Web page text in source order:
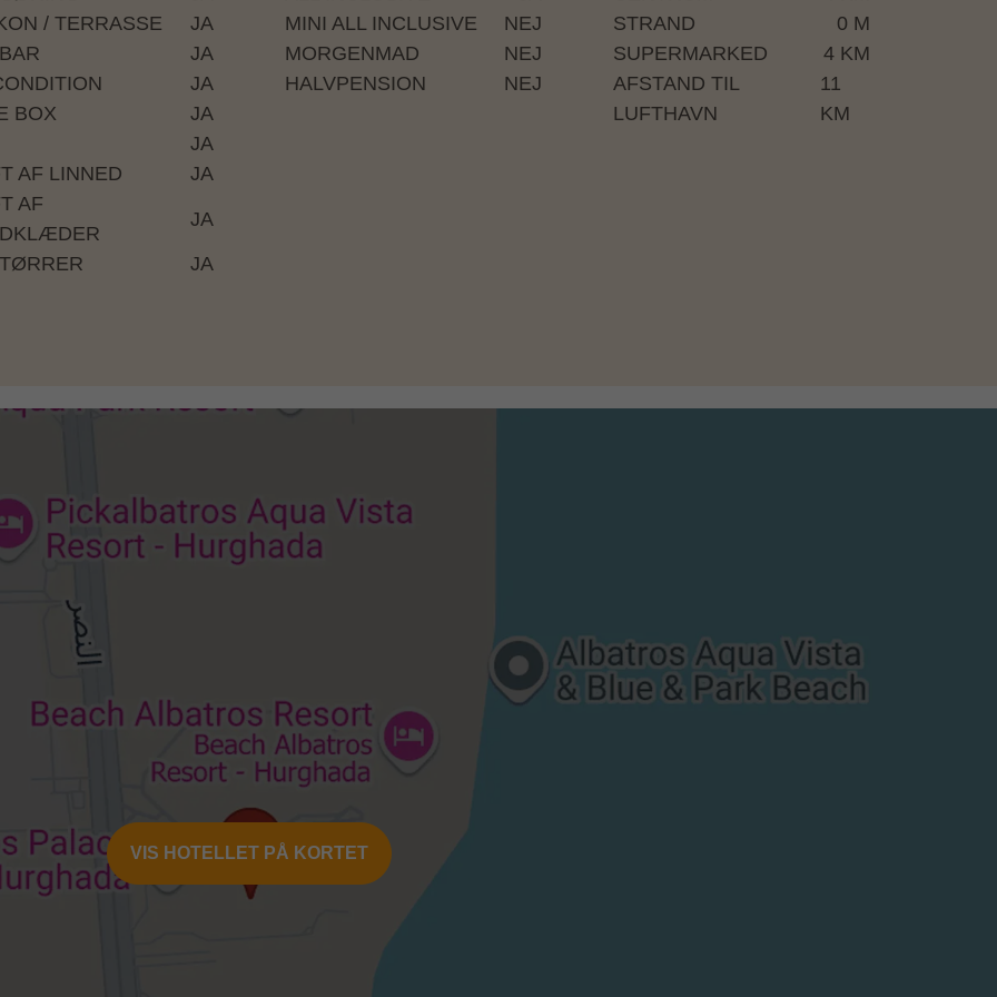
Resort)
/ TERRASSE
JA
JA
JA
BOX
JA
JA
AF LINNED
JA
AF
JA
JA
MINI ALL INCLUSIVE
NEJ
MORGENMAD
NEJ
HALVPENSION
NEJ
STRAND
0 M
SUPERMARKED
4 KM
AFSTAND TIL
LUFTHAVN
11
KM
VIS HOTELLET PÅ KORTET